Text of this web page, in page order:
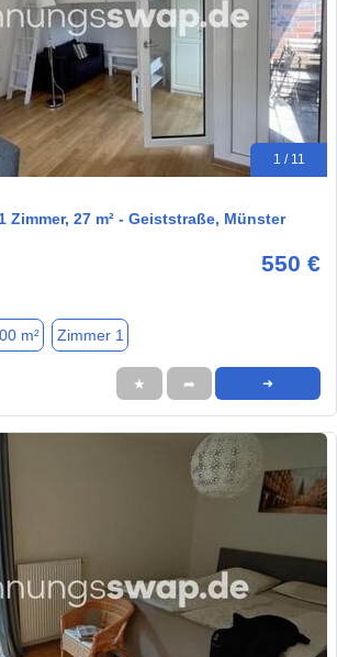
1 / 11
Zimmer, 27 m² - Geiststraße, Münster
550 €
m² Zimmer 1
★ ➦ ➜